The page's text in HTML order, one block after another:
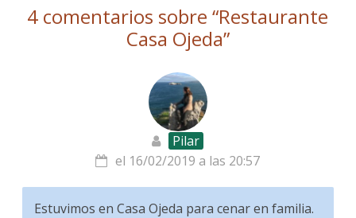
4 comentarios sobre “Restaurante
Casa Ojeda”
Pilar
el 16/02/2019 a las 20:57
Estuvimos en Casa Ojeda para cenar en familia.